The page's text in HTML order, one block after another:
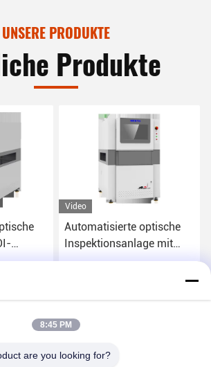
UNSERE PRODUKTE
Produkte
10
Preis
Video
Automatisierte optische
Inspektionsanlage mit
Auflösung AOI 220V OEM
Erhalten Sie besten Preis
8:45 PM
are you looking for?